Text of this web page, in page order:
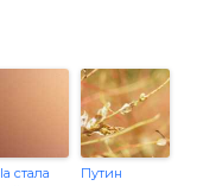
стала
Путин